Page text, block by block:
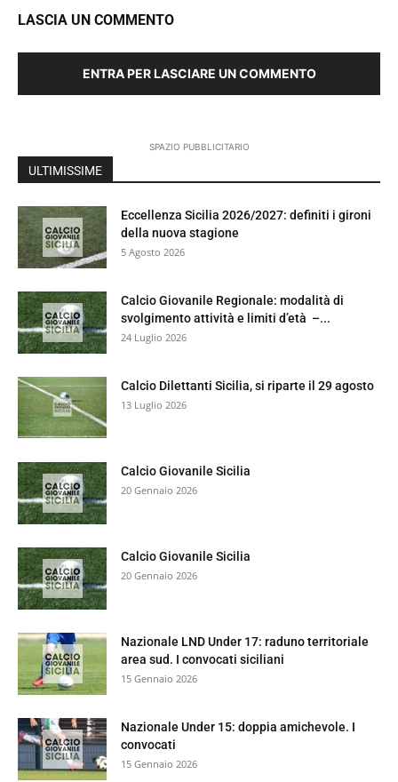
LASCIA UN COMMENTO
ENTRA PER LASCIARE UN COMMENTO
SPAZIO PUBBLICITARIO
ULTIMISSIME
Eccellenza Sicilia 2026/2027: definiti i gironi
della nuova stagione
5 Agosto 2026
Calcio Giovanile Regionale: modalità di
svolgimento attività e limiti d’età –...
24 Luglio 2026
Calcio Dilettanti Sicilia, si riparte il 29 agosto
13 Luglio 2026
Calcio Giovanile Sicilia
20 Gennaio 2026
Calcio Giovanile Sicilia
20 Gennaio 2026
Nazionale LND Under 17: raduno territoriale
area sud. I convocati siciliani
15 Gennaio 2026
Nazionale Under 15: doppia amichevole. I
convocati
15 Gennaio 2026